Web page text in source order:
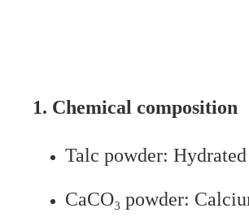
1. Chemical composition
Talc powder:
CaCO₃ powder: